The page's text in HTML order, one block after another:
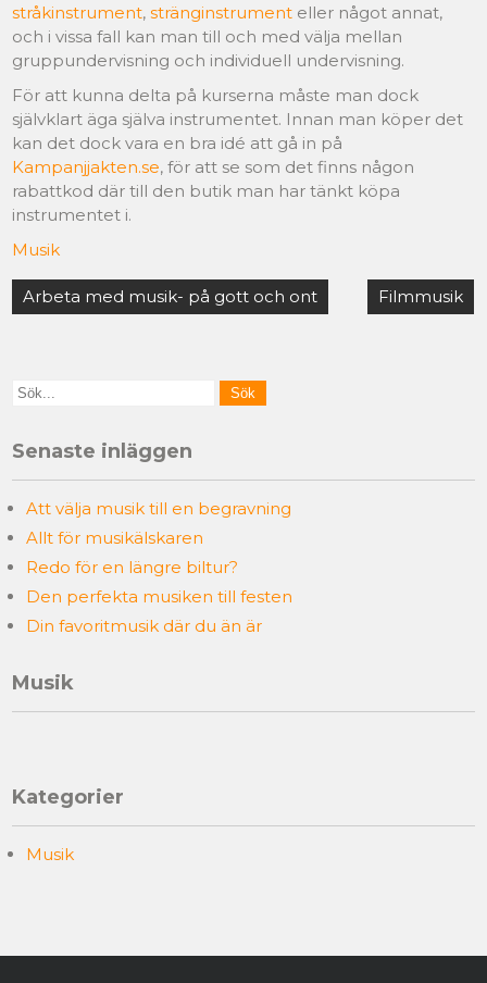
stråkinstrument,stränginstrument eller något annat,
och i vissa fall kan man till och med välja mellan
gruppundervisning och individuell undervisning.
För att kunna delta på kurserna måste man dock
självklart äga själva instrumentet. Innan man köper det
kan det dock vara en bra idé att gå in på
Kampanjjakten.se, för att se som det finns någon
rabattkod där till den butik man har tänkt köpa
instrumentet i.
Musik
Arbeta med musik- på gott och ont Filmmusik
Senaste inläggen
Att välja musik till en begravning
Allt för musikälskaren
Redo för en längre biltur?
Den perfekta musiken till festen
Din favoritmusik där du än är
Musik
Kategorier
Musik